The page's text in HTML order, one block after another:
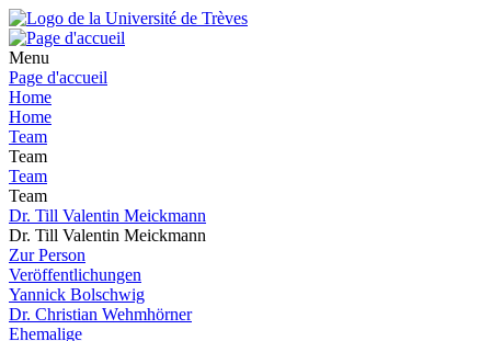
Menu
Page d'accueil
Home
Home
Team
Team
Team
Team
Dr. Till Valentin Meickmann
Dr. Till Valentin Meickmann
Zur Person
Veröffentlichungen
Yannick Bolschwig
Dr. Christian Wehmhörner
Ehemalige